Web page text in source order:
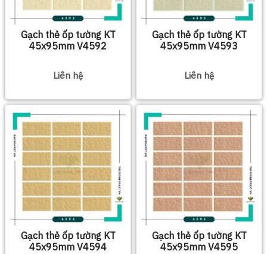
Gạch thẻ ốp tường KT
45x95mm V4592
Liên hệ
Gạch thẻ ốp tường KT
45x95mm V4593
Liên hệ
Gạch thẻ ốp tường KT
45x95mm V4594
Gạch thẻ ốp tường KT
45x95mm V4595